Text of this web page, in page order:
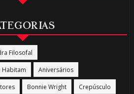
Filosofal
Habitam Aniversários
Bonnie Wright Crepúsculo